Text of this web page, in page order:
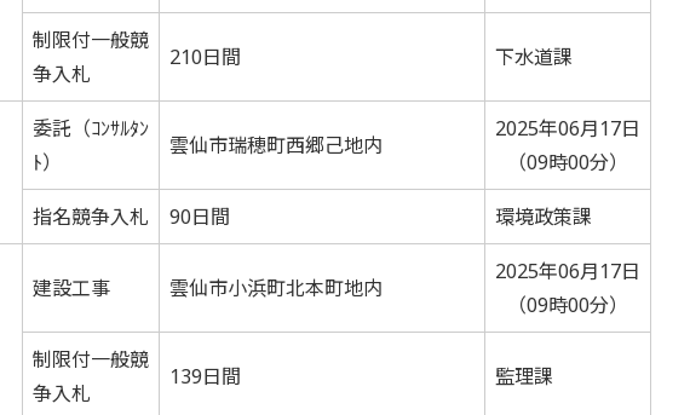
制限付一般競
争入札
210日間 下水道課
委託（ｺﾝｻﾙﾀﾝ
ﾄ）
雲仙市瑞穂町西郷己地内
2025年06月17日
（09時00分）
指名競争入札 90日間 環境政策課
建設工事 雲仙市小浜町北本町地内
2025年06月17日
（09時00分）
制限付一般競
争入札
139日間 監理課